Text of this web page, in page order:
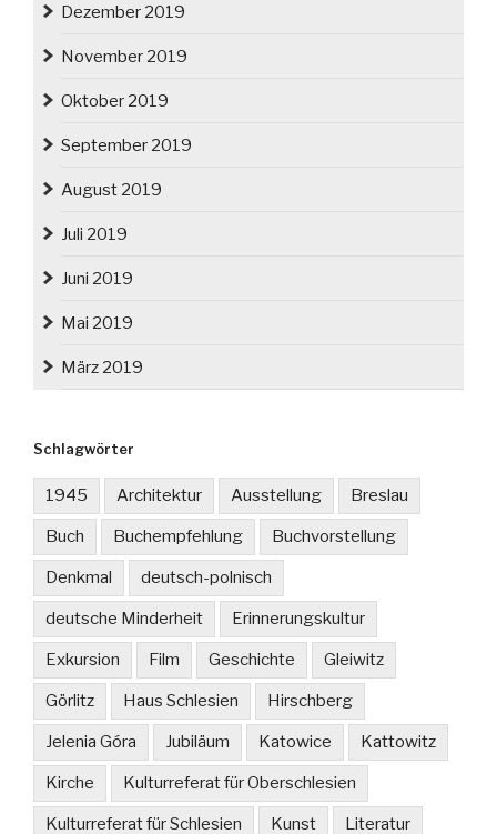
Dezember 2019
November 2019
Oktober 2019
September 2019
August 2019
Juli 2019
Juni 2019
Mai 2019
März 2019
Schlagwörter
1945 Architektur Ausstellung Breslau
Buch Buchempfehlung Buchvorstellung
Denkmal deutsch-polnisch
deutsche Minderheit Erinnerungskultur
Exkursion Film Geschichte Gleiwitz
Görlitz Haus Schlesien Hirschberg
Jelenia Góra Jubiläum Katowice Kattowitz
Kirche Kulturreferat für Oberschlesien
Kulturreferat für Schlesien Kunst Literatur